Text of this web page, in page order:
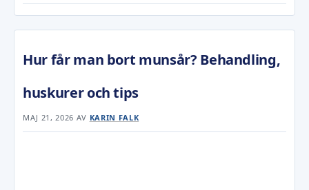
Hur får man bort munsår? Behandling,
huskurer och tips
MAJ 21, 2026 AV KARIN FALK